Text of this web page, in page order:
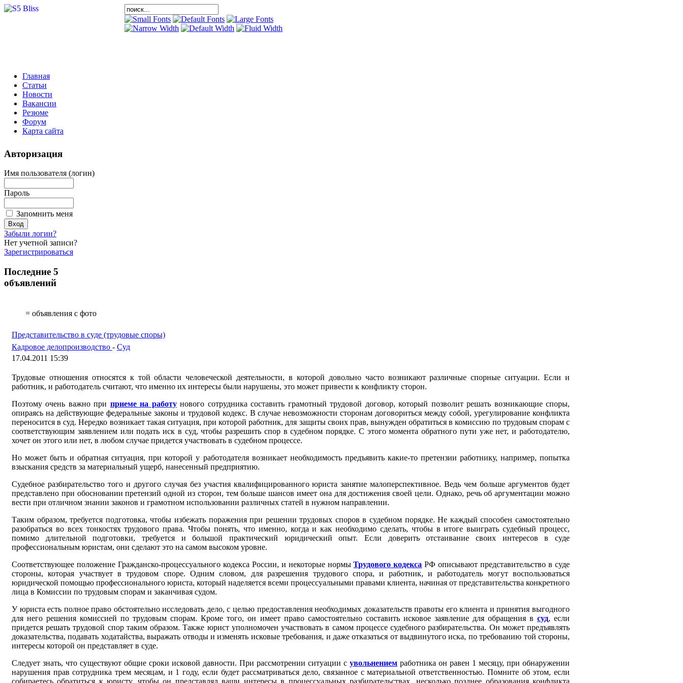
Главная
Статьи
Новости
Вакансии
Резюме
Форум
Карта сайта
Авторизация
Имя пользователя (логин)
Пароль
Запомнить меня
Забыли логин?
Нет учетной записи?
Зарегистрироваться
Последние 5
объявлений
= объявления с фото
Представительство в суде (трудовые споры)
Кадровое делопроизводство - Суд
17.04.2011 15:39
Трудовые отношения относятся к той области человеческой деятельности, в которой довольно часто возникают различные спорные ситуации. Если и
работник, и работодатель считают, что именно их интересы были нарушены, это может привести к конфликту сторон.
Поэтому очень важно при приеме на работунового сотрудника составить грамотный трудовой договор, который позволит решать возникающие споры,
опираясь на действующие федеральные законы и трудовой кодекс. В случае невозможности сторонам договориться между собой, урегулирование конфликта
переносится в суд. Нередко возникает такая ситуация, при которой работник, для защиты своих прав, вынужден обратиться в комиссию по трудовым спорам с
соответствующим заявлением или подать иск в суд, чтобы разрешить спор в судебном порядке. С этого момента обратного пути уже нет, и работодателю,
хочет он этого или нет, в любом случае придется участвовать в судебном процессе.
Но может быть и обратная ситуация, при которой у работодателя возникает необходимость предъявить какие-то претензии работнику, например, попытка
взыскания средств за материальный ущерб, нанесенный предприятию.
Судебное разбирательство того и другого случая без участия квалифицированного юриста занятие малоперспективное. Ведь чем больше аргументов будет
представлено при обосновании претензий одной из сторон, тем больше шансов имеет она для достижения своей цели. Однако, речь об аргументации можно
вести при отличном знании законов и грамотном использовании различных статей в нужном направлении.
Таким образом, требуется подготовка, чтобы избежать поражения при решении трудовых споров в судебном порядке. Не каждый способен самостоятельно
разобраться во всех тонкостях трудового права. Чтобы понять, что именно, когда и как необходимо сделать, чтобы в итоге выиграть судебный процесс,
помимо
длительной подготовки, требуется
и большой практический юридический опыт. Если доверить отстаивание своих интересов в суде
профессиональным юристам, они сделают это на самом высоком уровне.
Соответствующее положение Гражданско-процессуального кодекса России, и некоторые нормыТрудового кодекса РФ описывают представительство в суде
стороны, которая участвует в трудовом споре. Одним словом, для разрешения трудового спора, и работник, и работодатель могут воспользоваться
юридической помощью профессионального юриста, который наделяется всеми процессуальными правами клиента, начиная от представительства конкретного
лица в Комиссии по трудовым спорам и заканчивая судом.
У юриста есть полное право обстоятельно исследовать дело, с целью предоставления необходимых доказательств правоты его клиента и принятиявыгодного
для него решения комиссией по трудовым спорам. Кроме того, он имеет право самостоятельно составить исковое заявление для обращения в суд, если
придется решать трудовой спор таким образом. Также юрист уполномочен участвовать в самом процессе судебного разбирательства. Он может предъявлять
доказательства, подавать ходатайства, выражать отводы и изменять исковые требования, и даже отказаться от выдвинутого иска, по требованию той стороны,
интересы которой он представляет в суде.
Следует знать, что существуют общие сроки исковой давности. При рассмотрении ситуации с увольнением работника он равен 1 месяцу, при обнаружении
нарушения прав сотрудника трем месяцам, и 1 году, если будет рассматриваться дело, связанное с материальной ответственностью. Помните об этом, если
собираетесь обратиться к юристу, чтобы он представлял ваши интересы в процессуальных разбирательствах, несколько позднее образования конфликта